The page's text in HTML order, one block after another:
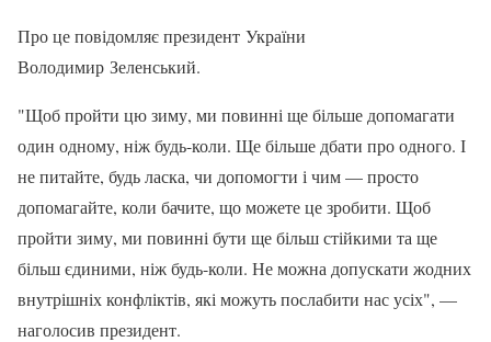
Про це повідомляє президент України
Володимир Зеленський.
"Щоб пройти цю зиму, ми повинні ще більше допомагати
один одному, ніж будь-коли. Ще більше дбати про одного. І
не питайте, будь ласка, чи допомогти і чим — просто
допомагайте, коли бачите, що можете це зробити. Щоб
пройти зиму, ми повинні бути ще більш стійкими та ще
більш єдиними, ніж будь-коли. Не можна допускати жодних
внутрішніх конфліктів, які можуть послабити нас усіх", —
наголосив президент.